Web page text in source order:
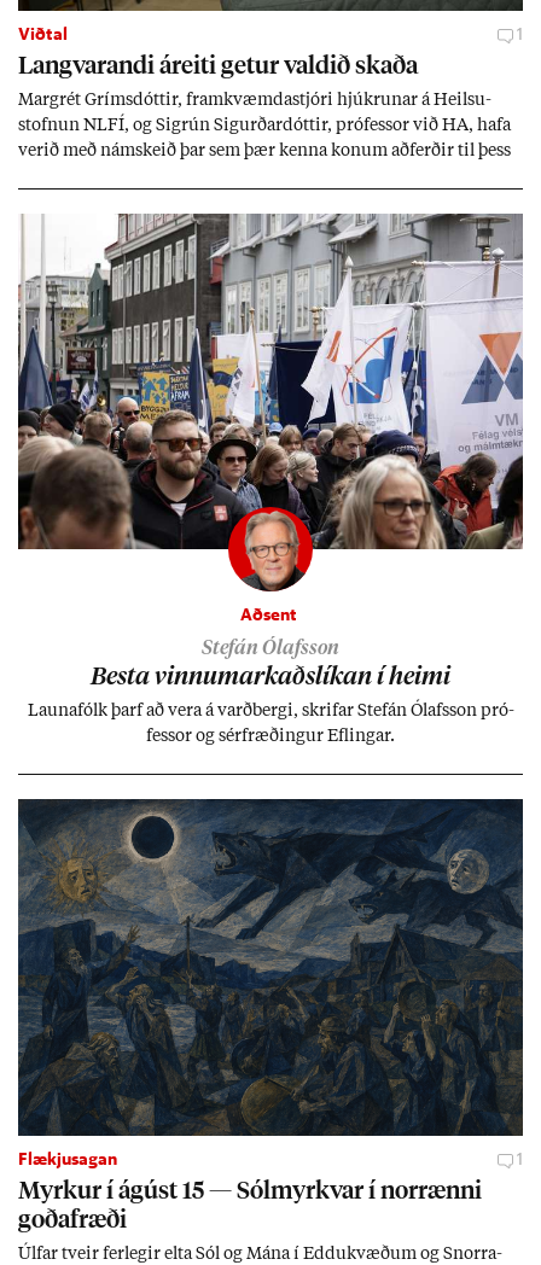
Viðtal 1
Langvar­andi áreiti get­ur vald­ið skaða
Mar­grét Gríms­dótt­ir, fram­kvæmda­stjóri hjúkr­un­ar á Heilsu­
stofn­un NLFÍ, og Sigrún Sig­urð­ar­dótt­ir, pró­fess­or við HA, hafa
ver­ið með nám­skeið þar sem þær kenna kon­um að­ferð­ir til þess
Aðsent
Stefán Ólafsson
Besta vinnu­mark­aðs­lík­an í heimi
Launa­fólk þarf að vera á varð­bergi, skrif­ar Stefán Ólafs­son pró­
fess­or og sér­fræð­ing­ur Efl­ing­ar.
Flækjusagan 1
Myrk­ur í ág­úst 15 — Sól­myrkv­ar í nor­rænni
goða­fræði
Úlf­ar tveir fer­leg­ir elta Sól og Mána í Eddu­kvæð­um og Snorra-